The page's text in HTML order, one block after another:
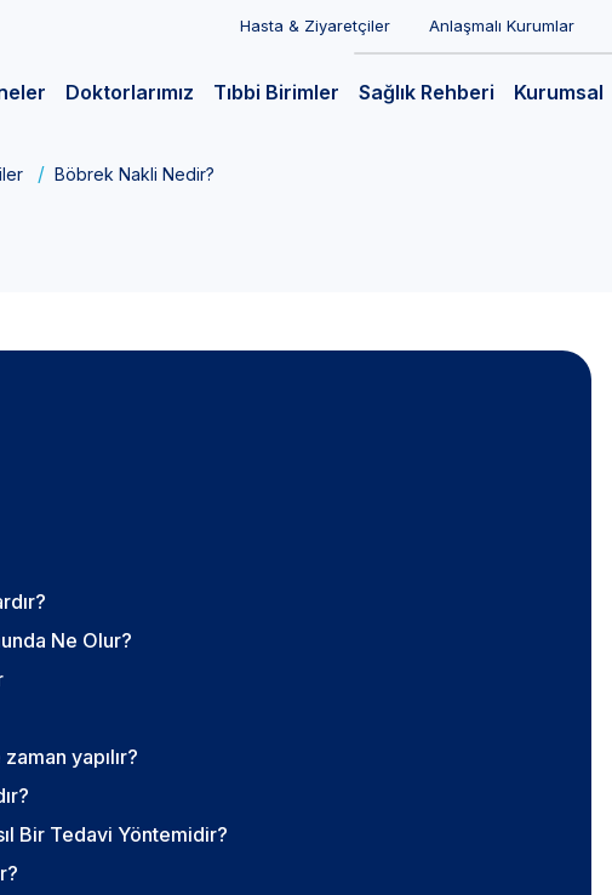
Hasta & Ziyaretçiler Anlaşmalı Kurumlar
Doktorlarımız Tıbbi Birimler Sağlık Rehberi Kurumsal
Böbrek Nakli Nedir?
Ne Olur?
yapılır?
Bir Tedavi Yöntemidir?